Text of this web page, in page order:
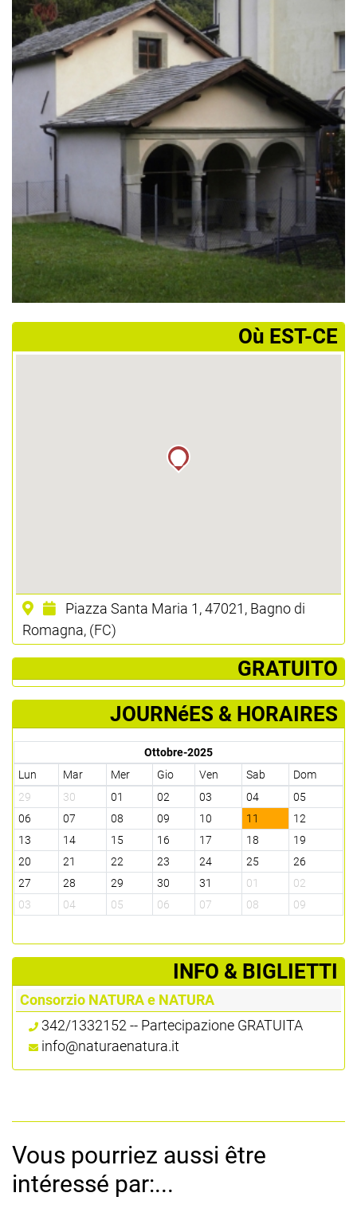
­Où EST-CE
Piazza Santa Maria 1, 47021, Bagno di
Romagna, (FC)
­ GRATUITO
JOURNéES & HORAIRES
Ottobre-2025
Lun
Mar Mer Gio Ven Sab
Dom
29
30 01 02 03 04
05
06
07 08 09 10 11
12
13
14 15 16 17 18
19
20
21 22 23 24 25
26
27
28 29 30 31 01
02
03
04 05 06 07 08 09
­INFO & BIGLIETTI
Consorzio NATURA e NATURA
342/1332152 -- Partecipazione GRATUITA
info@naturaenatura.it
Vous pourriez aussi être
intéressé par:...